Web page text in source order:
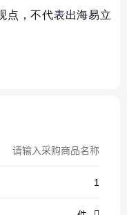
点，不代表出海易立